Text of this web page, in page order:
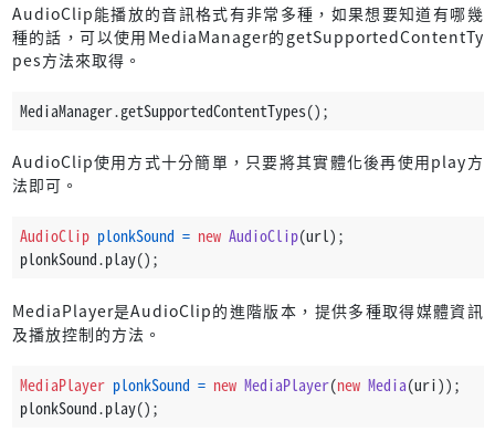
AudioClip能播放的音訊格式有非常多種，如果想要知道有哪幾
種的話，可以使用MediaManager的getSupportedContentTy
pes方法來取得。
MediaManager.getSupportedContentTypes();
AudioClip使用方式十分簡單，只要將其實體化後再使用play方
法即可。
AudioClip plonkSound = new AudioClip(url);
plonkSound.play();
MediaPlayer是AudioClip的進階版本，提供多種取得媒體資訊
及播放控制的方法。
MediaPlayer plonkSound = new MediaPlayer(new Media(uri));
plonkSound.play();